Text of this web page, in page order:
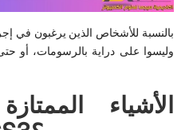
بالنسبة للأشخاص الذين يرغبون في
وليسوا على دراية بالرسومات، أو
الأشياء